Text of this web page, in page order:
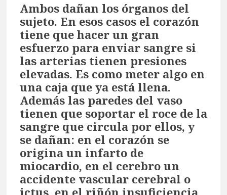
Ambos dañan los órganos del
sujeto. En esos casos el corazón
tiene que hacer un gran
esfuerzo para enviar sangre si
las arterias tienen presiones
elevadas. Es como meter algo en
una caja que ya está llena.
Además las paredes del vaso
tienen que soportar el roce de la
sangre que circula por ellos, y
se dañan: en el corazón se
origina un infarto de
miocardio, en el cerebro un
accidente vascular cerebral o